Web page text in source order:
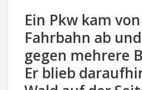
Ein Pkw kam
Fahrbahn ab
gegen mehrere
Er blieb